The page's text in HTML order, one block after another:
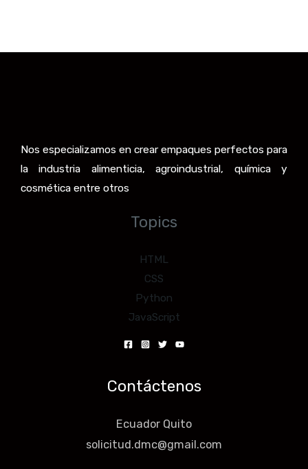
Nos especializamos en crear empaques perfectos para
la industria alimenticia, agroindustrial, química y
cosmética entre otros
Topics
HTML
CSS
Python
JavaScript
Contáctenos
Ecuador Quito
solicitud.dmc@gmail.com